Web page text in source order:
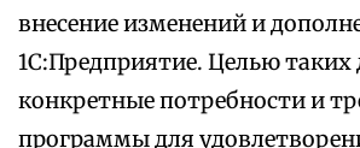
внесение изменений и
1С:Предприятие. Целью
конкретные потребности и
программы для